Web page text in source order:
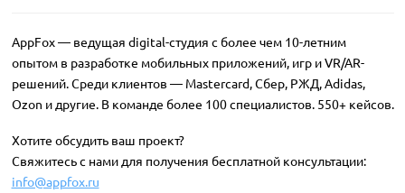
AppFox — ведущая digital-студия с более чем 10-летним
опытом в разработке мобильных приложений, игр и VR/AR-
решений. Среди клиентов — Mastercard, Сбер, РЖД, Adidas,
Ozon и другие. В команде более 100 специалистов. 550+ кейсов.
Хотите обсудить ваш проект?
Свяжитесь с нами для получения бесплатной консультации:
info@appfox.ru